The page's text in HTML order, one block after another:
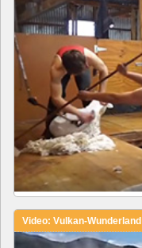
Video: Vulkan-Wunderland